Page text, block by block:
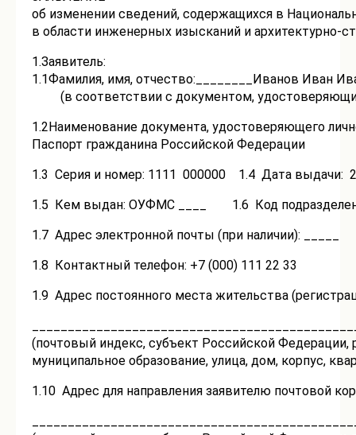
об изменении сведений, содержащихся в
в области инженерных изысканий и архитектурно-
1.Заявитель:
1.1Фамилия, имя, отчество:________Иванов Иван
(в соответствии с документом,
1.2Наименование документа, удостоверяющего
Паспорт гражданина Российской Федерации
1.3 Серия и номер: 1111 000000 1.4 Дата выдачи:
1.5 Кем выдан: ОУФМС ____ 1.6 Код
1.7 Адрес электронной почты (при наличии): _____
1.8 Контактный телефон: +7 (000) 111 22 33
1.9 Адрес постоянного места жительства
(почтовый индекс, субъект Российской Федерации,
муниципальное образование, улица, дом, корпус,
1.10 Адрес для направления заявителю почтовой